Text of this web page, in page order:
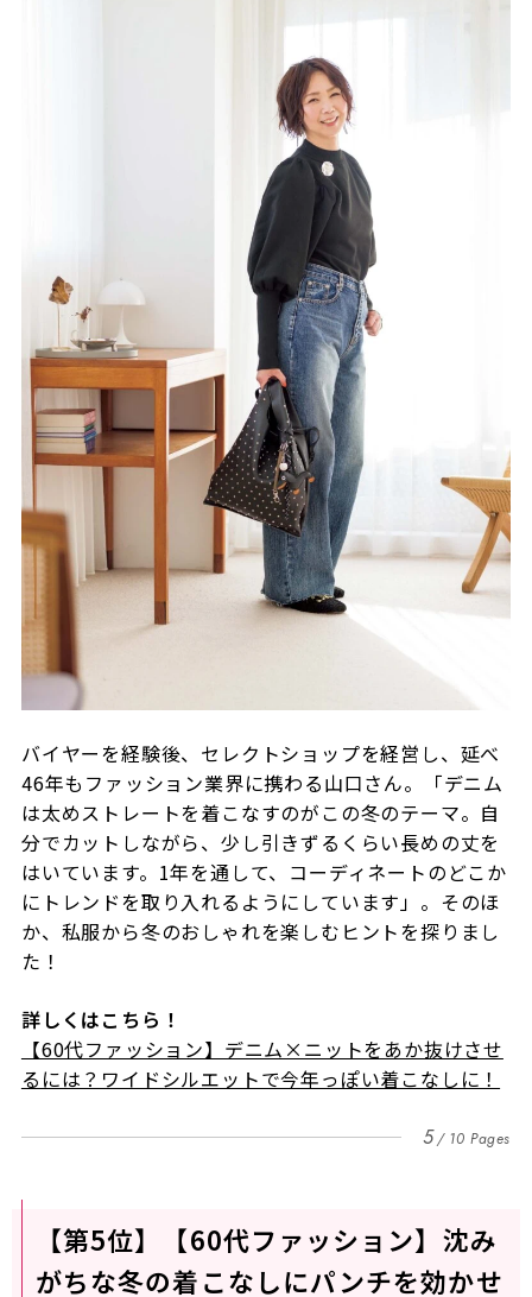
バイヤーを経験後、セレクトショップを経営し、延べ
46年もファッション業界に携わる山口さん。「デニム
は太めストレートを着こなすのがこの冬のテーマ。自
分でカットしながら、少し引きずるくらい長めの丈を
はいています。1年を通して、コーディネートのどこか
にトレンドを取り入れるようにしています」。そのほ
か、私服から冬のおしゃれを楽しむヒントを探りまし
た！
詳しくはこちら！
【60代ファッション】デニム×ニットをあか抜けさせ
るには？ワイドシルエットで今年っぽい着こなしに！
5 10 Pages
【第5位】【60代ファッション】沈み
がちな冬の着こなしにパンチを効かせ